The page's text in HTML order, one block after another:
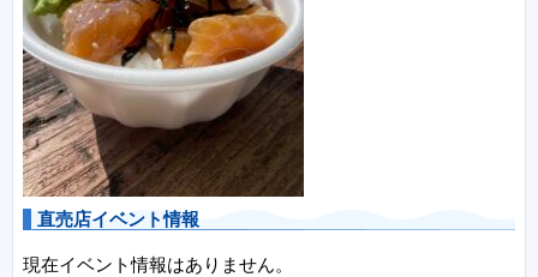
直売店イベント情報
現在イベント情報はありません。